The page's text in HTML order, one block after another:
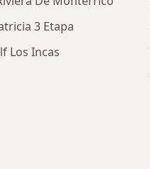
3 Etapa
Los Incas